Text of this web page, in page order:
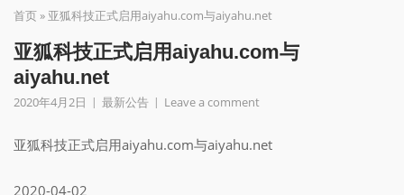
首页 » 亚狐科技正式启用aiyahu.com与aiyahu.net
亚狐科技正式启用aiyahu.com与
aiyahu.net
2020年4月2日 最新公告 Leave a comment
亚狐科技正式启用aiyahu.com与aiyahu.net
2020-04-02